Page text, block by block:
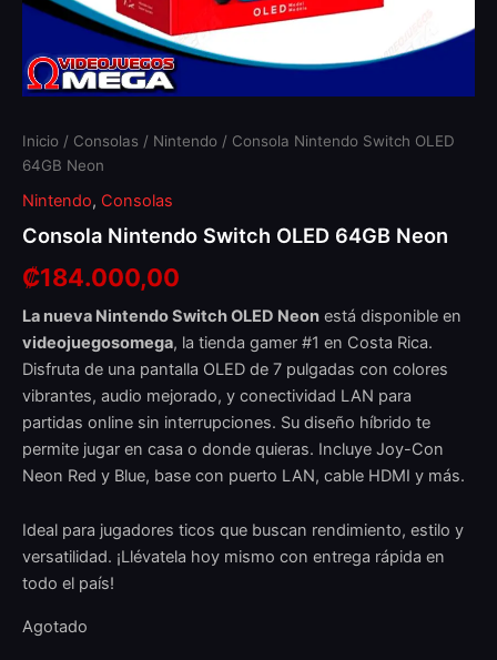
Inicio / Consolas / Nintendo / Consola Nintendo Switch OLED
64GB Neon
Nintendo, Consolas
Consola Nintendo Switch OLED 64GB Neon
₡184.000,00
La nueva Nintendo Switch OLED Neon está disponible en
videojuegosomega, la tienda gamer #1 en Costa Rica.
Disfruta de una pantalla OLED de 7 pulgadas con colores
vibrantes, audio mejorado, y conectividad LAN para
partidas online sin interrupciones. Su diseño híbrido te
permite jugar en casa o donde quieras. Incluye Joy-Con
Neon Red y Blue, base con puerto LAN, cable HDMI y más.
Ideal para jugadores ticos que buscan rendimiento, estilo y
versatilidad. ¡Llévatela hoy mismo con entrega rápida en
todo el país!
Agotado